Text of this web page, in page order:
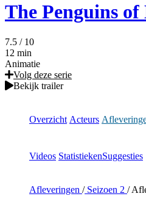
The Penguins of
7.5 / 10
12 min
Animatie
Volg deze serie
Bekijk trailer
Overzicht Acteurs
Videos StatistiekenSuggesties
Afleveringen /Seizoen 2 /